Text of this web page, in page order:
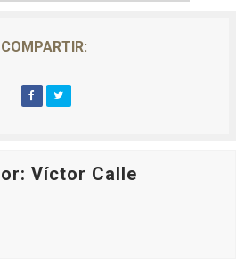
COMPARTIR:
Víctor Calle